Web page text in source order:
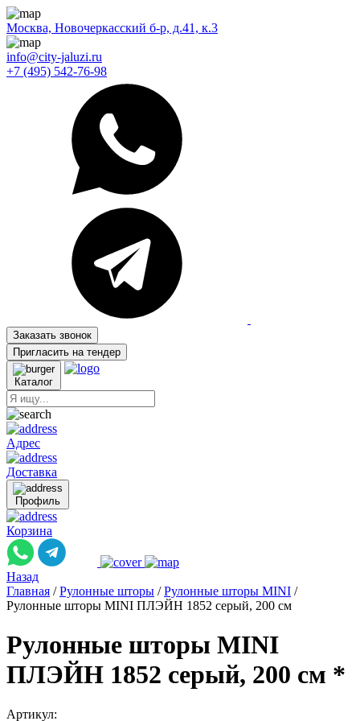
Москва, Новочеркасский б-р, д.41, к.3
info@city-jaluzi.ru
+7 (495) 542-76-98
Заказать звонок
Пригласить на тендер
Каталог
Адрес
Доставка
Профиль
Корзина
Назад
Главная / Рулонные шторы / Рулонные шторы MINI /
Рулонные шторы MINI ПЛЭЙН 1852 серый, 200 см
Рулонные шторы MINI
ПЛЭЙН 1852 серый, 200 см *
Артикул: